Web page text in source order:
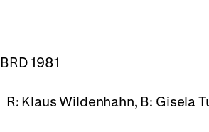
BRD 1981
R: Klaus Wildenhahn, B: Gisela